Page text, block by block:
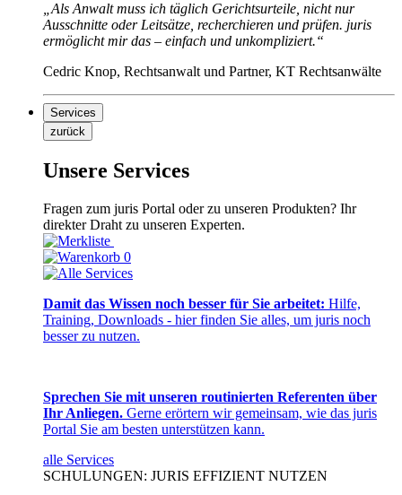
„Als Anwalt muss ich täglich Gerichtsurteile, nicht nur
Ausschnitte oder Leitsätze, recherchieren und prüfen. juris
ermöglicht mir das – einfach und unkompliziert.“
Cedric Knop, Rechtsanwalt und Partner, KT Rechtsanwälte
Services
zurück
Unsere Services
Fragen zum juris Portal oder zu unseren Produkten? Ihr
direkter Draht zu unseren Experten.
0
Damit das Wissen noch besser für Sie arbeitet: Hilfe,
Training, Downloads - hier finden Sie alles, um juris noch
besser zu nutzen.
Sprechen Sie mit unseren routinierten Referenten über
Ihr Anliegen. Gerne erörtern wir gemeinsam, wie das juris
Portal Sie am besten unterstützen kann.
alle Services
SCHULUNGEN: JURIS EFFIZIENT NUTZEN